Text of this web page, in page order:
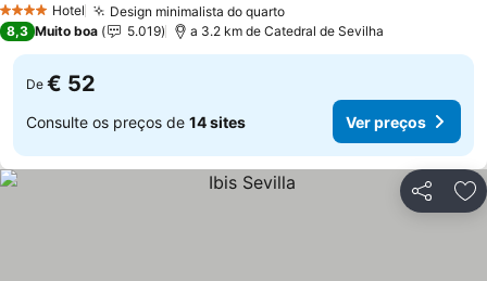
4 EstrelasHotel Design minimalista do quarto
8,3 Muito boa 5.019 a 3.2 km de Catedral de Sevilha
De € 52
Consulte os preços de 14 sites Ver preços
Partilhar